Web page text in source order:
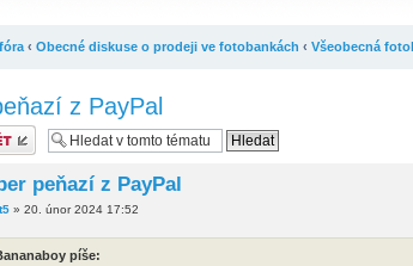
‹ Obecné diskuse o prodeji ve fotobankách ‹ Všeobecná
z PayPal
peňazí z PayPal
» 20. únor 2024 17:52
píše: